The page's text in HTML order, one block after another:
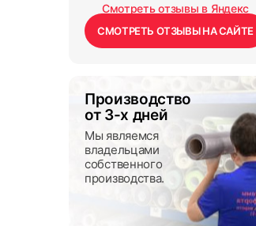
Смотреть отзывы в Яндекс
СМОТРЕТЬ ОТЗЫВЫ НА САЙТЕ
Производство
от 3-х дней
Мы являемся
владельцами
собственного
производства.